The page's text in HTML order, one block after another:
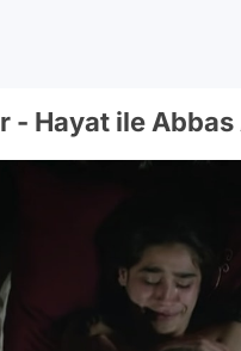
- Hayat ile Abbas